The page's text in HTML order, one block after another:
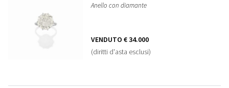
Anello con diamante
VENDUTO € 34.000
(diritti d'asta esclusi)